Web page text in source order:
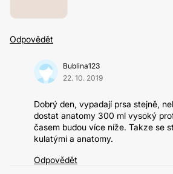
Odpovědět
Bublina123
22. 10. 2019
Dobrý den, vypadají prsa stejně,
dostat anatomy 300 ml vysoký
časem budou více níže. Takze se
kulatými a anatomy.
Odpovědět